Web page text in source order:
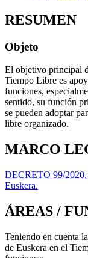
RESUMEN
Objeto
El objetivo principal
Tiempo Libre es
funciones,
sentido, su función
se pueden adoptar
libre organizado.
MARCO
DECRETO 99/2020,
Euskera.
ÁREAS /
Teniendo en cuenta
de Euskera en el